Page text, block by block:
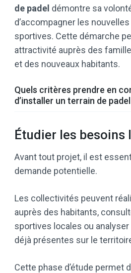
de padel démontre sa
d’accompagner les
sportives. Cette démarche
attractivité auprès des
et des nouveaux habitants.
Quels critères prendre en
d’installer un terrain de padel
Étudier les besoins
Avant tout projet, il est
demande potentielle.
Les collectivités peuvent
auprès des habitants,
sportives locales ou
déjà présentes sur le
Cette phase d’étude permet